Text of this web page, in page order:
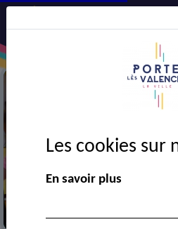
Les cookies sur
En savoir plus